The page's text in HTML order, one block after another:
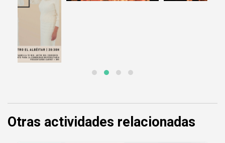
Otras actividades relacionadas